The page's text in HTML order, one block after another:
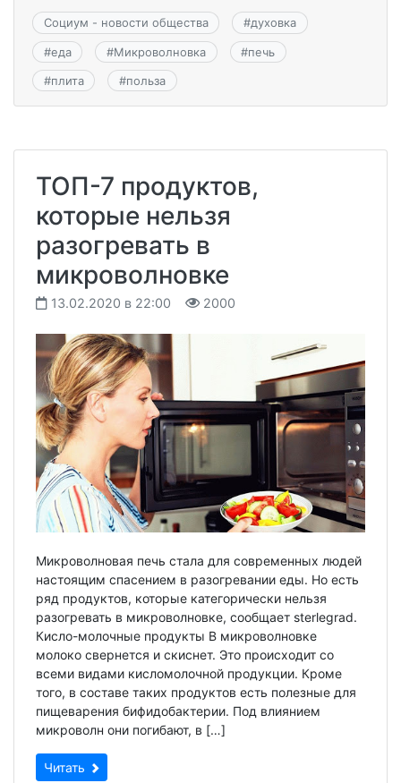
Социум - новости общества #духовка
#еда #Микроволновка #печь
#плита #польза
ТОП-7 продуктов,
которые нельзя
разогревать в
микроволновке
13.02.2020 в 22:00 2000
Микроволновая печь стала для современных людей
настоящим спасением в разогревании еды. Но есть
ряд продуктов, которые категорически нельзя
разогревать в микроволновке, сообщает sterlegrad.
Кисло-молочные продукты В микроволновке
молоко свернется и скиснет. Это происходит со
всеми видами кисломолочной продукции. Кроме
того, в составе таких продуктов есть полезные для
пищеварения бифидобактерии. Под влиянием
микроволн они погибают, в […]
Читать